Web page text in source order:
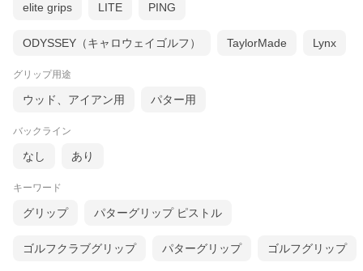
elite grips LITE PING
ODYSSEY（キャロウェイゴルフ） TaylorMade Lynx
グリップ用途
ウッド、アイアン用 パター用
バックライン
なし あり
キーワード
グリップ パターグリップ ピストル
ゴルフクラブグリップ パターグリップ ゴルフグリップ